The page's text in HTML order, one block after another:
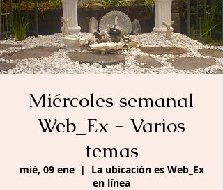
Miércoles semanal
Web_Ex - Varios
temas
mié, 09 ene
  |
La ubicación es Web_Ex
en línea